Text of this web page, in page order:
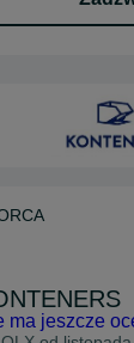
ma jeszcze